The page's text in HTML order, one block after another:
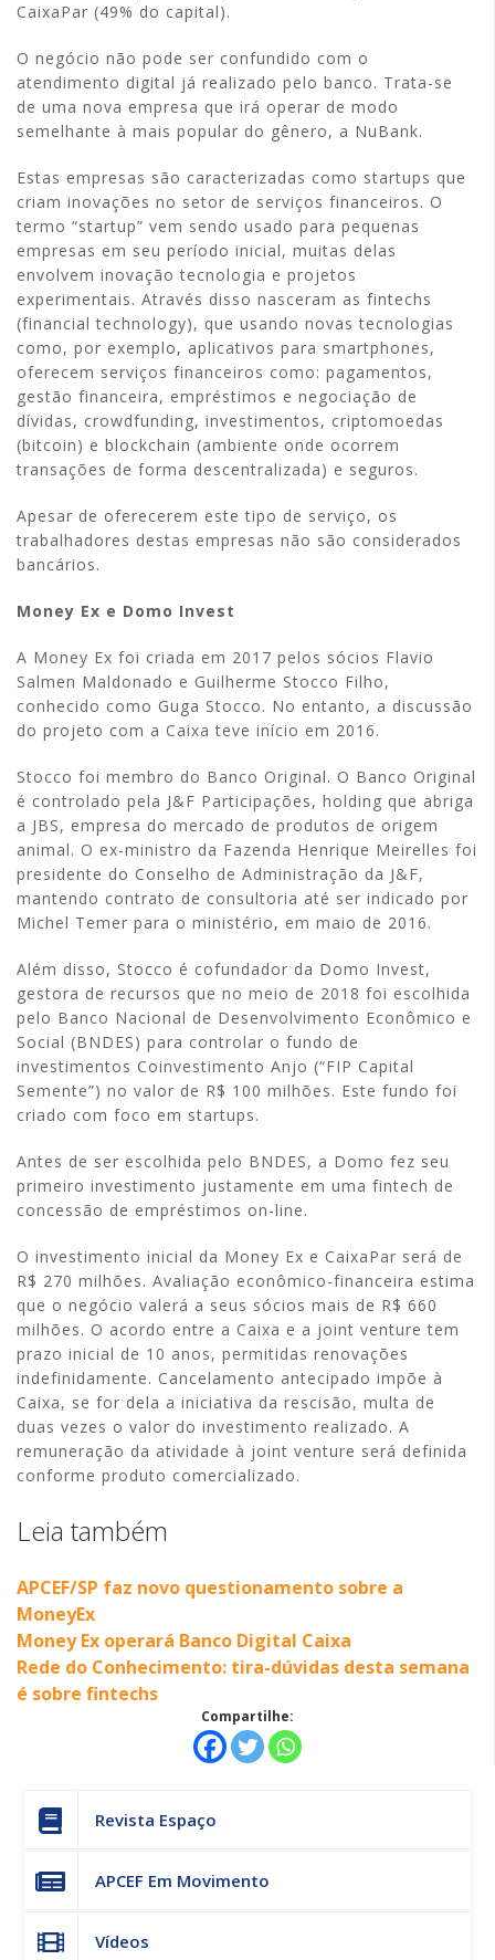
CaixaPar (49% do capital).
O negócio não pode ser confundido com o
atendimento digital já realizado pelo banco. Trata-se
de uma nova empresa que irá operar de modo
semelhante à mais popular do gênero, a NuBank.
Estas empresas são caracterizadas como startups que
criam inovações no setor de serviços financeiros. O
termo “startup” vem sendo usado para pequenas
empresas em seu período inicial, muitas delas
envolvem inovação tecnologia e projetos
experimentais. Através disso nasceram as fintechs
(financial technology), que usando novas tecnologias
como, por exemplo, aplicativos para smartphones,
oferecem serviços financeiros como: pagamentos,
gestão financeira, empréstimos e negociação de
dívidas, crowdfunding, investimentos, criptomoedas
(bitcoin) e blockchain (ambiente onde ocorrem
transações de forma descentralizada) e seguros.
Apesar de oferecerem este tipo de serviço, os
trabalhadores destas empresas não são considerados
bancários.
Money Ex e Domo Invest
A Money Ex foi criada em 2017 pelos sócios Flavio
Salmen Maldonado e Guilherme Stocco Filho,
conhecido como Guga Stocco. No entanto, a discussão
do projeto com a Caixa teve início em 2016.
Stocco foi membro do Banco Original. O Banco Original
é controlado pela J&F Participações, holding que abriga
a JBS, empresa do mercado de produtos de origem
animal. O ex-ministro da Fazenda Henrique Meirelles foi
presidente do Conselho de Administração da J&F,
mantendo contrato de consultoria até ser indicado por
Michel Temer para o ministério, em maio de 2016.
Além disso, Stocco é cofundador da Domo Invest,
gestora de recursos que no meio de 2018 foi escolhida
pelo Banco Nacional de Desenvolvimento Econômico e
Social (BNDES) para controlar o fundo de
investimentos Coinvestimento Anjo (“FIP Capital
Semente”) no valor de R$ 100 milhões. Este fundo foi
criado com foco em startups.
Antes de ser escolhida pelo BNDES, a Domo fez seu
primeiro investimento justamente em uma fintech de
concessão de empréstimos on-line.
O investimento inicial da Money Ex e CaixaPar será de
R$ 270 milhões. Avaliação econômico-financeira estima
que o negócio valerá a seus sócios mais de R$ 660
milhões. O acordo entre a Caixa e a joint venture tem
prazo inicial de 10 anos, permitidas renovações
indefinidamente. Cancelamento antecipado impõe à
Caixa, se for dela a iniciativa da rescisão, multa de
duas vezes o valor do investimento realizado. A
remuneração da atividade à joint venture será definida
conforme produto comercializado.
Leia também
APCEF/SP faz novo questionamento sobre a
MoneyEx
Money Ex operará Banco Digital Caixa
Rede do Conhecimento: tira-dúvidas desta semana
é sobre fintechs
Compartilhe:
Revista Espaço
APCEF Em Movimento
Vídeos